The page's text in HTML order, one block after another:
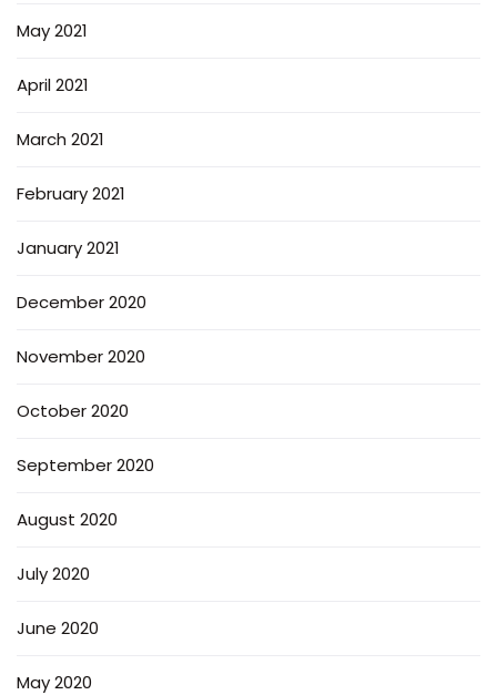
May 2021
April 2021
March 2021
February 2021
January 2021
December 2020
November 2020
October 2020
September 2020
August 2020
July 2020
June 2020
May 2020